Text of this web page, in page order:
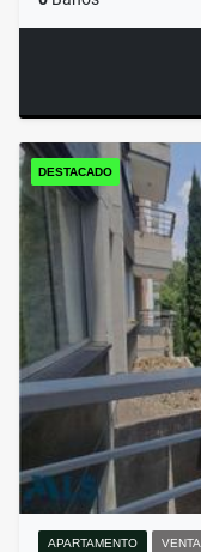
DESTACADO
APARTAMENTO VENTA